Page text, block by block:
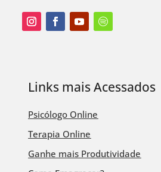
Links mais Acessados
Psicólogo Online
Terapia Online
Ganhe mais Produtividade